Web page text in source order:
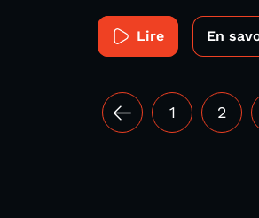
Lire En
1 2